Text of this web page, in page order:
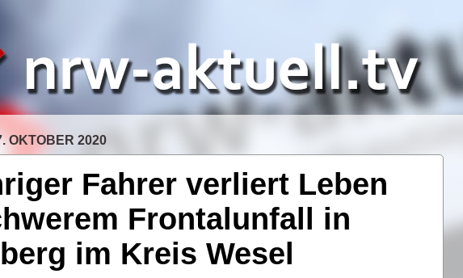
OKTOBER 2020
Fahrer verliert Leben
Frontalunfall in
im Kreis Wesel